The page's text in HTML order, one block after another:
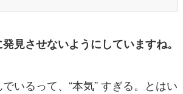
見させないようにしていますね。
いるって、“本気” すぎる。とはい